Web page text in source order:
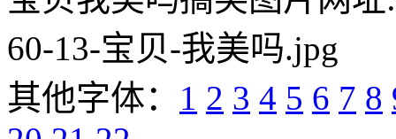
60-13-宝贝-我美吗.jpg
其他字体： 1 2 3 4 5 6 7 8